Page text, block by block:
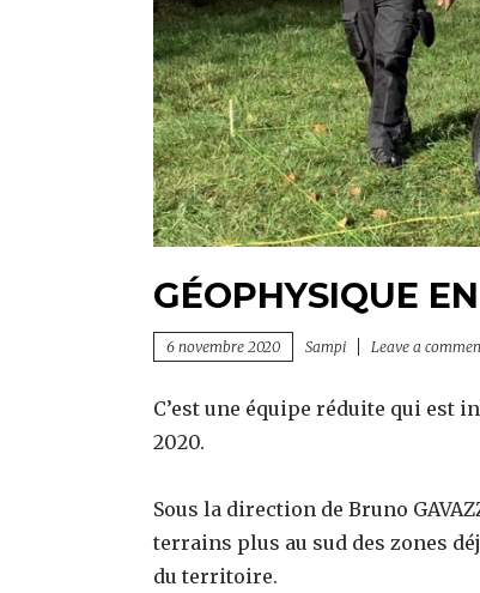
GÉOPHYSIQUE
6 novembre 2020 Sampi Leave a
C’est une équipe réduite qui est
2020.
Sous la direction de Bruno
terrains plus au sud des zones
du territoire.